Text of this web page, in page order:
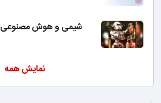
شیمی و هوش مصنوعی
نمایش همه